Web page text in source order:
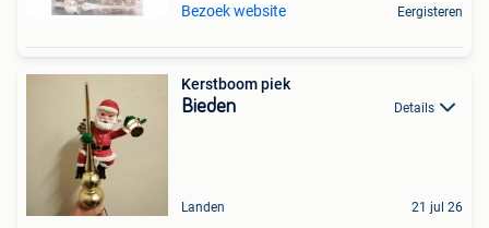
Bezoek website Eergisteren
Kerstboom piek
Bieden Details
Landen 21 jul 26